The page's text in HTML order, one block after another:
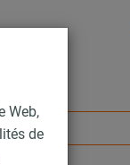
Web,
de